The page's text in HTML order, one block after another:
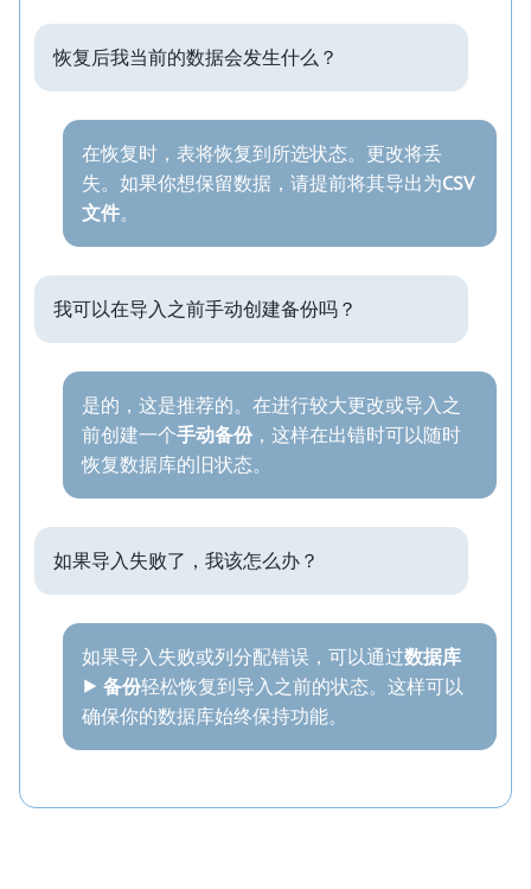
恢复后我当前的数据会发生什么？
在恢复时，表将恢复到所选状态。更改将丢
失。如果你想保留数据，请提前将其导出为CSV
文件。
我可以在导入之前手动创建备份吗？
是的，这是推荐的。在进行较大更改或导入之
前创建一个手动备份，这样在出错时可以随时
恢复数据库的旧状态。
如果导入失败了，我该怎么办？
如果导入失败或列分配错误，可以通过数据库
⯈ 备份轻松恢复到导入之前的状态。这样可以
确保你的数据库始终保持功能。